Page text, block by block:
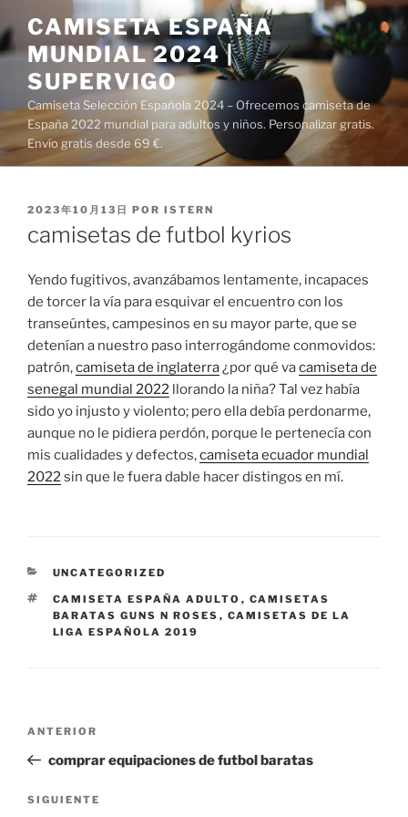
al
contenido
CAMISETA ESPAÑA
MUNDIAL 2024 |
SUPERVIGO
Camiseta Selección Española 2024 – Ofrecemos camiseta de
España 2022 mundial para adultos y niños. Personalizar gratis.
Envío gratis desde 69 €.
PUBLICADO
2023年10月13日 POR ISTERN
camisetas de futbol kyrios
Yendo fugitivos, avanzábamos lentamente, incapaces
de torcer la vía para esquivar el encuentro con los
transeúntes, campesinos en su mayor parte, que se
detenían a nuestro paso interrogándome conmovidos:
patrón,camiseta de inglaterra¿por qué vacamiseta de
senegal mundial 2022 llorando la niña? Tal vez había
sido yo injusto y violento; pero ella debía perdonarme,
aunque no le pidiera perdón, porque le pertenecía con
mis cualidades y defectos,camiseta ecuador mundial
2022sin que le fuera dable hacer distingos en mí.
CATEGORÍAS
UNCATEGORIZED
ETIQUETAS
CAMISETA ESPAÑA ADULTO , CAMISETAS
BARATAS GUNS N ROSES , CAMISETAS DE LA
LIGA ESPAÑOLA 2019
entradas
Entrada
anterior:
ANTERIOR
comprar equipaciones de futbol baratas
Siguiente
SIGUIENTE